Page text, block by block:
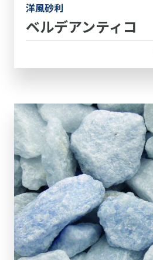
洋風砂利
ベルデアンティコ